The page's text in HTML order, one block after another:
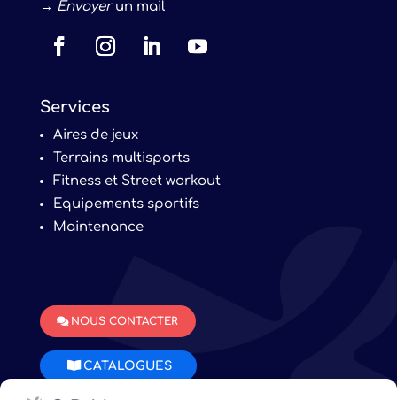
→ Envoyerun mail
Services
Aires de jeux
Terrains multisports
Fitness et Street workout
Equipements sportifs
Maintenance
NOUS CONTACTER
CATALOGUES